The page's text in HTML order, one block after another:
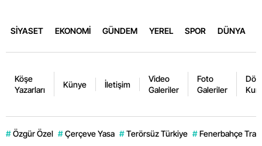
SİYASET EKONOMİ GÜNDEM YEREL SPOR DÜNYA
Köşe
Yazarları
Künye İletişim
Video
Galeriler
Foto
Galeriler
# Özgür Özel # Çerçeve Yasa # Terörsüz Türkiye # Fenerbahçe